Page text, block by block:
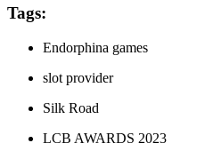
Tags:
Endorphina games
slot provider
Silk Road
LCB AWARDS 2023